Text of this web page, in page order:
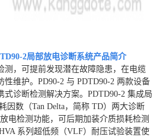
2局部放电诊断系统产品简介
测，可提前发现潜在故障隐患，在电缆
性维护。PD90-2 与 PDTD90-2 两款设备
式诊断检测解决方案。PDTD90-2 集成局
因数（Tan Delta，简称 TD）两大诊断
电检测功能，可后期加装介质损耗检测
系列超低频（VLF）耐压试验装置使